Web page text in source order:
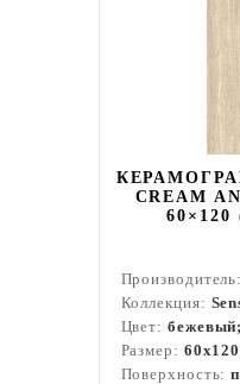
CREAM
60×120
Коллекция:
Цвет: бежевый;
Размер:
Поверхность: